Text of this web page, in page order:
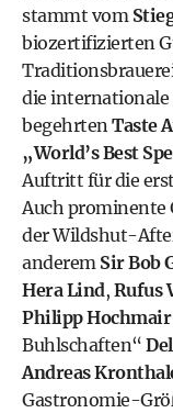
stammt vom
biozertifizierten
die internationale
begehrtenTaste
„World’s Best
Auftritt für die
Auch prominente
der Wildshut-
anderem Sir Bob
Hera Lind, Rufus
Philipp Hochmair
Buhlschaften“
Andreas
Gastronomie-